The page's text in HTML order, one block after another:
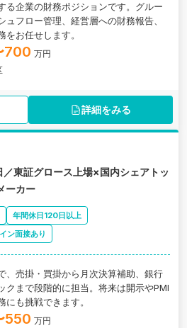
る企業の財務ポジションです。グルー
フロー管理、経営層への財務報告、
お任せします。
700 万円
詳細をみる
／東証グロース上場×国内シェアトッ
ーカー
年間休日120日以上
ン面接あり
、売掛・買掛から月次決算補助、銀行
クまで段階的に担当。将来は開示やPMI
も挑戦できます。
550 万円